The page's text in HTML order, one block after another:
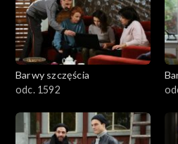
1801–1900
1701–1800
1601–1700
1501–1600
Barwy szczęścia
odc. 1592